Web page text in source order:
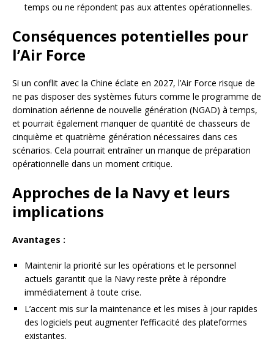
temps ou ne répondent pas aux attentes opérationnelles.
Conséquences potentielles pour
l’Air Force
Si un conflit avec la Chine éclate en 2027, l’Air Force risque de
ne pas disposer des systèmes futurs comme le programme de
domination aérienne de nouvelle génération (NGAD) à temps,
et pourrait également manquer de quantité de chasseurs de
cinquième et quatrième génération nécessaires dans ces
scénarios. Cela pourrait entraîner un manque de préparation
opérationnelle dans un moment critique.
Approches de la Navy et leurs
implications
Avantages :
Maintenir la priorité sur les opérations et le personnel
actuels garantit que la Navy reste prête à répondre
immédiatement à toute crise.
L’accent mis sur la maintenance et les mises à jour rapides
des logiciels peut augmenter l’efficacité des plateformes
existantes.